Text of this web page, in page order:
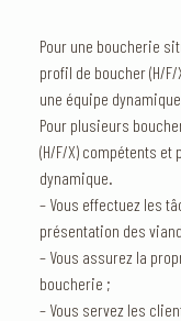
Pour une boucherie
profil de boucher (H/
une équipe
Pour plusieurs
(H/F/X) compétents
dynamique.
– Vous effectuez les
présentation des
– Vous assurez la
boucherie ;
– Vous servez les